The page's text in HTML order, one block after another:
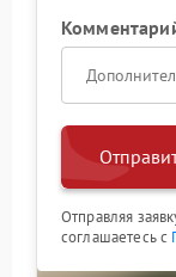
Отправляя
соглашаетесь с